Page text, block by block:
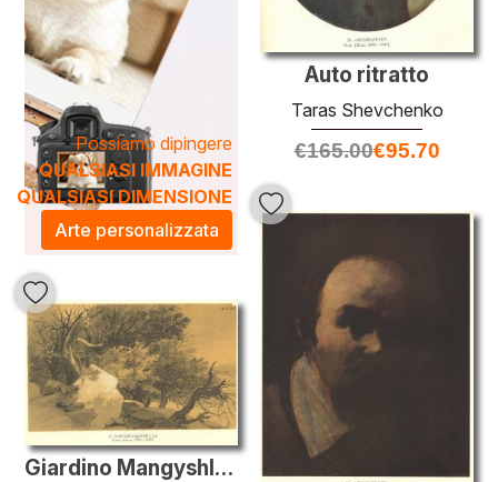
Possiamo dipingere
QUALSIASI IMMAGINE
QUALSIASI DIMENSIONE
Arte personalizzata
Auto ritratto
Taras Shevchenko
€165.00€95.70
Giardino Mangyshlak